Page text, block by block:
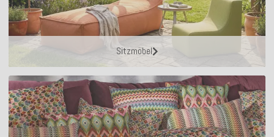
Sitzmöbel